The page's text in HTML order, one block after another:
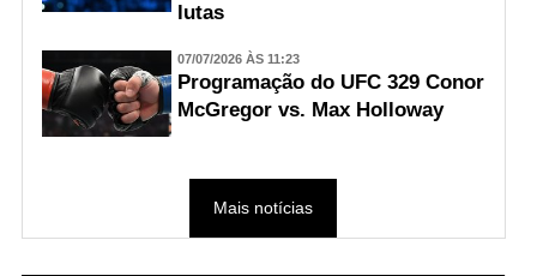
lutas
07/07/2026 ÀS 11:23
Programação do UFC 329 Conor
McGregor vs. Max Holloway
Mais notícias